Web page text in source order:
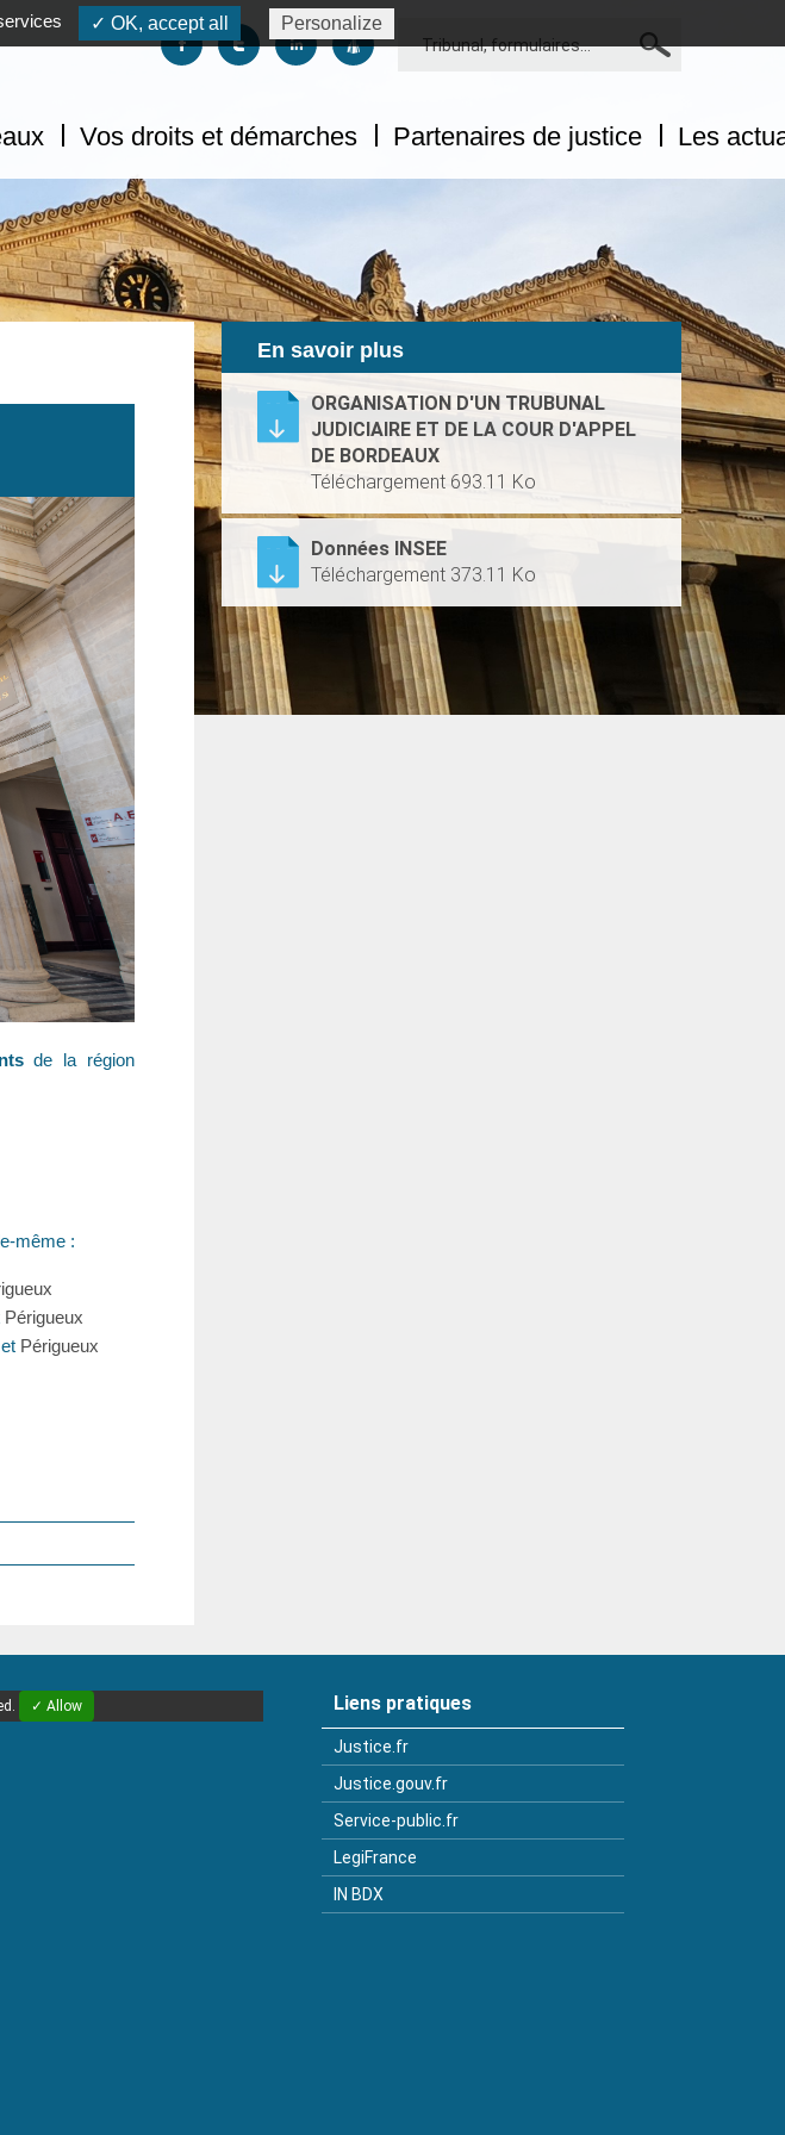
Suivez-nous sur facebook
Suivez-nous sur twitter
Suivez-nous sur linkedin
Suivez-nous sur dailymotion
Vos droits et démarches Partenaires de justice Les
de la région
même :
Périgueux
et Périgueux
En savoir plus
ORGANISATION D'UN TRUBUNAL
JUDICIAIRE ET DE LA COUR D'APPEL
DE BORDEAUX
Téléchargement 693.11 Ko
Données INSEE
Téléchargement 373.11 Ko
✓ Allow Liens pratiques
Justice.fr
Justice.gouv.fr
Service-public.fr
LegiFrance
IN BDX
✓ OK, accept all Personalize